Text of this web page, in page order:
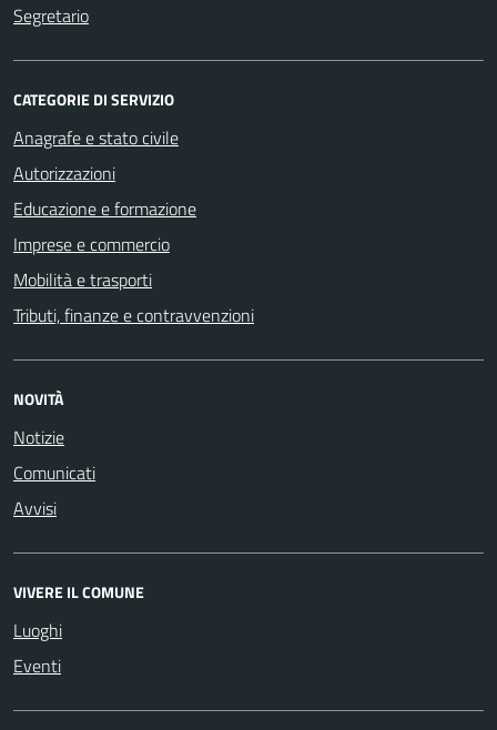
Segretario
CATEGORIE DI SERVIZIO
Anagrafe e stato civile
Autorizzazioni
Educazione e formazione
Imprese e commercio
Mobilità e trasporti
Tributi, finanze e contravvenzioni
NOVITÀ
Notizie
Comunicati
Avvisi
VIVERE IL COMUNE
Luoghi
Eventi